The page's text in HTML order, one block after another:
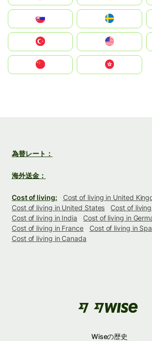
United States
中國香港特別行政區
為替レート：
海外送金：
Cost of living:
Cost of living in United
Cost of living in United States
Cost of
Cost of living in India
Cost of living in
Cost of living in France
Cost of living in
Cost of living in Canada
Wiseの歴史